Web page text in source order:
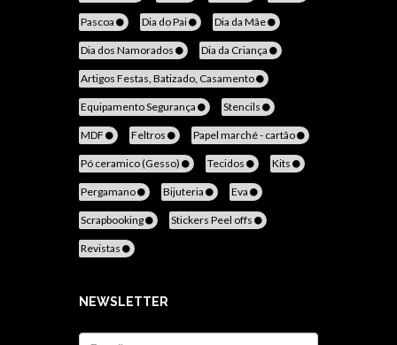
Pascoa Dia do Pai Dia da Mãe
Dia dos Namorados Dia da Criança
Artigos Festas, Batizado, Casamento
Equipamento Segurança Stencils
MDF Feltros Papel marché - cartão
Pó ceramico (Gesso) Tecidos Kits
Pergamano Bijuteria Eva
Scrapbooking Stickers Peel offs
Revistas
NEWSLETTER